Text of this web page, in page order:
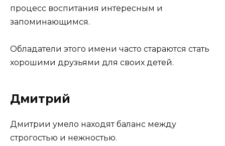
процесс воспитания интересным и
запоминающимся.
Обладатели этого имени часто стараются стать
хорошими друзьями для своих детей.
Дмитрий
Дмитрии умело находят баланс между
строгостью и нежностью.